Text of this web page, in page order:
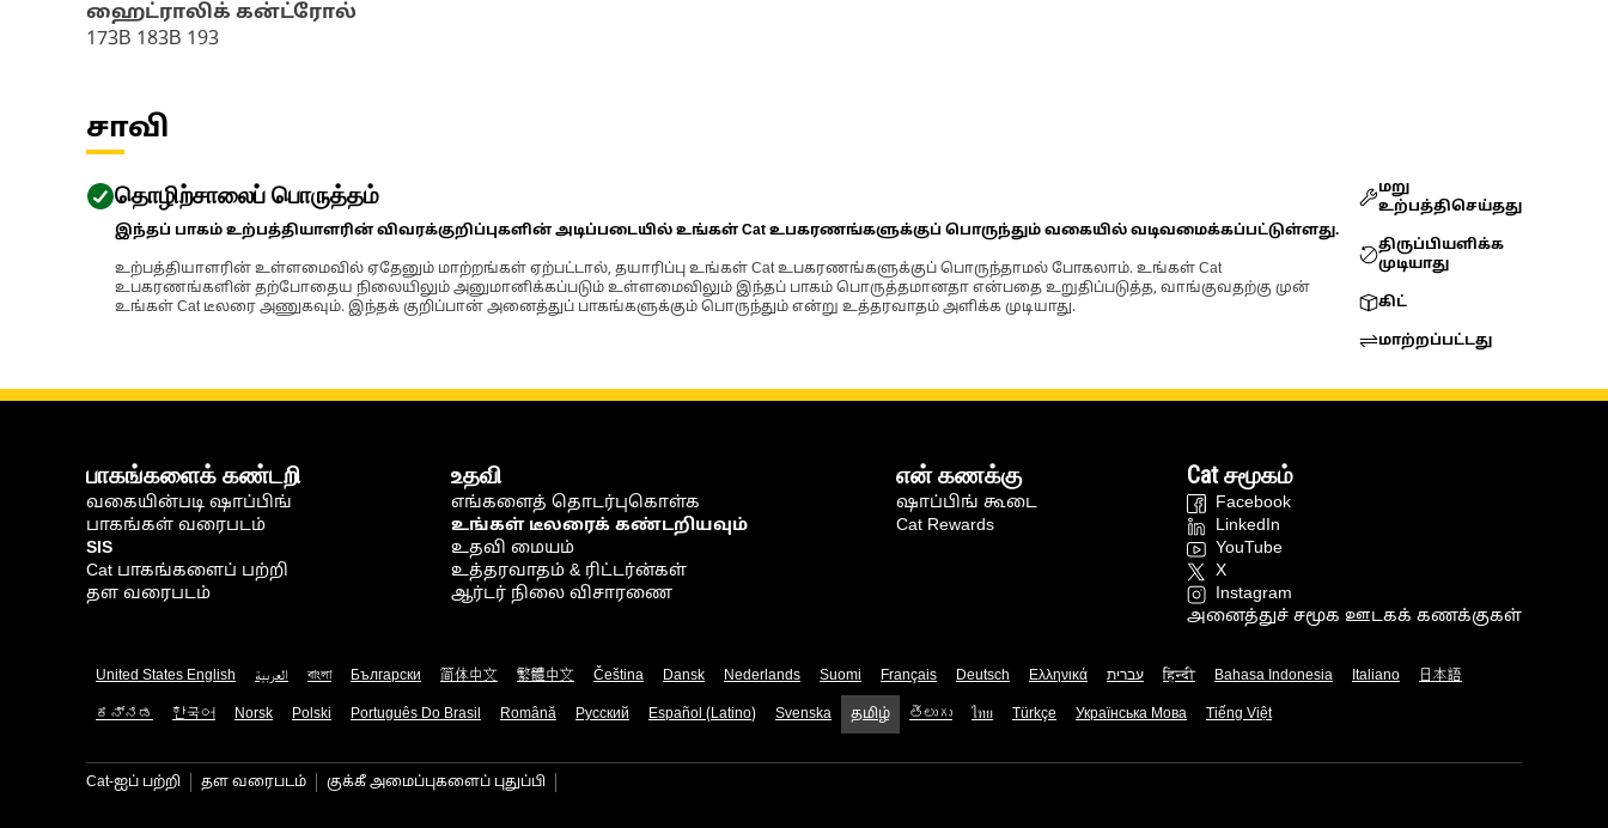
ஹைட்ராலிக் கன்ட்ரோல்
173B 183B 193
சாவி
தொழிற்சாலைப் பொருத்தம்
இந்தப் பாகம் உற்பத்தியாளரின் விவரக்குறிப்புகளின் அடிப்படையில் உங்கள் Cat உபகரணங்களுக்குப் பொருந்தும் வகையில் வடிவமைக்கப்பட்டுள்ளது.
உற்பத்தியாளரின் உள்ளமைவில் ஏதேனும் மாற்றங்கள் ஏற்பட்டால், தயாரிப்பு உங்கள் Cat உபகரணங்களுக்குப் பொருந்தாமல் போகலாம். உங்கள் Cat
உபகரணங்களின் தற்போதைய நிலையிலும் அனுமானிக்கப்படும் உள்ளமைவிலும் இந்தப் பாகம் பொருத்தமானதா என்பதை உறுதிப்படுத்த, வாங்குவதற்கு முன்
உங்கள் Cat டீலரை அணுகவும். இந்தக் குறிப்பான் அனைத்துப் பாகங்களுக்கும் பொருந்தும் என்று உத்தரவாதம் அளிக்க முடியாது.
மறு
உற்பத்திசெய்தது
திருப்பியளிக்க
முடியாது
கிட்
மாற்றப்பட்டது
பாகங்களைக் கண்டறி
வகையின்படி ஷாப்பிங்
பாகங்கள் வரைபடம்
SIS
Cat பாகங்களைப் பற்றி
தள வரைபடம்
உதவி
எங்களைத் தொடர்புகொள்க
உங்கள் டீலரைக் கண்டறியவும்
உதவி மையம்
உத்தரவாதம் & ரிட்டர்ன்கள்
ஆர்டர் நிலை விசாரணை
என் கணக்கு
ஷாப்பிங் கூடை
Cat Rewards
Cat சமூகம்
Facebook
LinkedIn
YouTube
X
Instagram
அனைத்துச் சமூக ஊடகக் கணக்குகள்
United States English العربية বাংলা Български 简体中文 繁體中文 Čeština Dansk Nederlands Suomi Français Deutsch Ελληνικά עברית हिन्दी Bahasa Indonesia Italiano 日本語
ಕನ್ನಡ 한국어 Norsk Polski Português Do Brasil Română Русский Español (Latino) Svenska தமிழ் తెలుగు ไทย Türkçe Українська Мова Tiếng Việt
Cat-ஐப் பற்றி தள வரைபடம் குக்கீ அமைப்புகளைப் புதுப்பி